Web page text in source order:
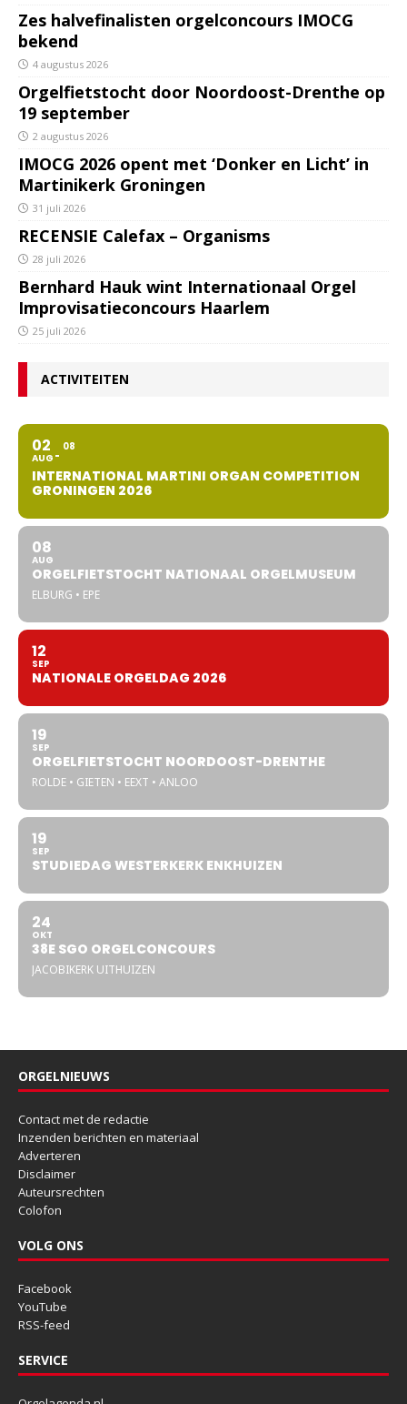
Zes halvefinalisten orgelconcours IMOCG
bekend
4 augustus 2026
Orgelfietstocht door Noordoost-Drenthe op
19 september
2 augustus 2026
IMOCG 2026 opent met ‘Donker en Licht’ in
Martinikerk Groningen
31 juli 2026
RECENSIE Calefax – Organisms
28 juli 2026
Bernhard Hauk wint Internationaal Orgel
Improvisatieconcours Haarlem
25 juli 2026
ACTIVITEITEN
02
AUG
08
INTERNATIONAL MARTINI ORGAN COMPETITION
GRONINGEN 2026
08
AUG
ORGELFIETSTOCHT NATIONAAL ORGELMUSEUM
ELBURG • EPE
12
SEP
NATIONALE ORGELDAG 2026
19
SEP
ORGELFIETSTOCHT NOORDOOST-DRENTHE
ROLDE • GIETEN • EEXT • ANLOO
19
SEP
STUDIEDAG WESTERKERK ENKHUIZEN
24
OKT
38E SGO ORGELCONCOURS
JACOBIKERK UITHUIZEN
ORGELNIEUWS
Contact met de redactie
Inzenden berichten en materiaal
Adverteren
Disclaimer
Auteursrechten
Colofon
VOLG ONS
Facebook
YouTube
RSS-feed
SERVICE